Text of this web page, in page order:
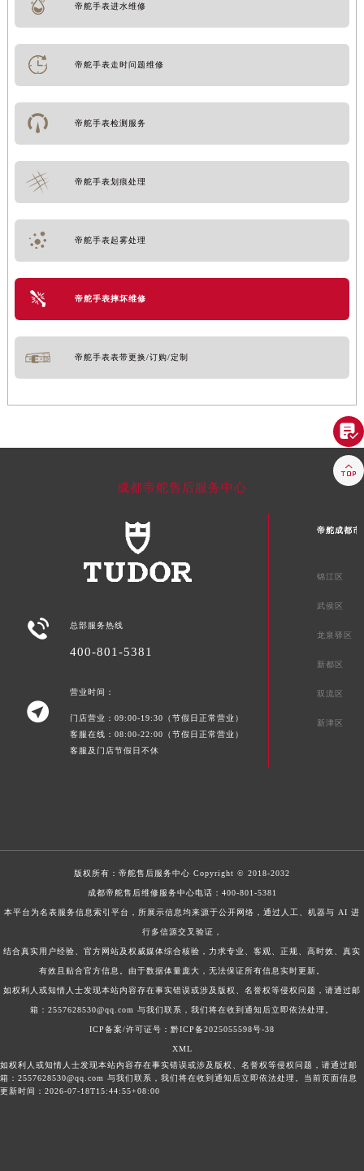
帝舵手表进水维修
帝舵手表走时问题维修
帝舵手表检测服务
帝舵手表划痕处理
帝舵手表起雾处理
帝舵手表摔坏维修
帝舵手表表带更换/订购/定制
成都帝舵售后服务中心
 总部服务热线
400-801-5381

营业时间：
门店营业：09:00-19:30（节假日正常营业）
客服在线：08:00-22:00（节假日正常营业）
客服及门店节假日不休
帝舵成都市
锦江区
武侯区
龙泉驿区
新都区
双流区
新津区
版权所有： 帝舵售后服务中心 Copyright © 2018-2032
成都帝舵售后维修服务中心电话： 400-801-5381
本平台为名表服务信息索引平台，所展示信息均来源于公开网络，通过人工、机器与 AI 进
行多信源交叉验证，
结合真实用户经验、官方网站及权威媒体综合核验，力求专业、客观、正规、高时效、真实
有效且贴合官方信息。由于数据体量庞大，无法保证所有信息实时更新。
如权利人或知情人士发现本站内容存在事实错误或涉及版权、名誉权等侵权问题，请通过邮
箱：2557628530@qq.com 与我们联系，我们将在收到通知后立即依法处理。
ICP备案/许可证号：黔ICP备2025055598号-38
XML
如权利人或知情人士发现本站内容存在事实错误或涉及版权、名誉权等侵权问题，请通过邮
箱：2557628530@qq.com 与我们联系，我们将在收到通知后立即依法处理。当前页面信息
更新时间：2026-07-18T15:44:55+08:00

